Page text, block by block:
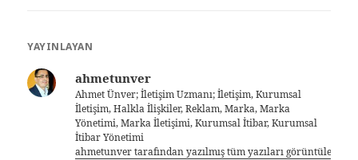
YAYINLAYAN
ahmetunver
Ahmet Ünver; İletişim Uzmanı; İletişim, Kurumsal
İletişim, Halkla İlişkiler, Reklam, Marka, Marka
Yönetimi, Marka İletişimi, Kurumsal İtibar, Kurumsal
İtibar Yönetimi
ahmetunver tarafından yazılmış tüm yazıları görüntüle